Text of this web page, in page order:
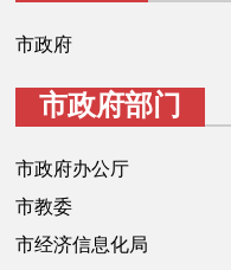
参与调查
走进北京
北京概况
绿色北京
市政府
市政府部门
市政府办公厅
市教委
市经济信息化局